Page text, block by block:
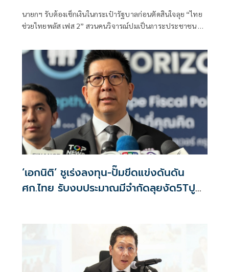
นายกฯ รับต้องเช็กเงินในกระเป๋ารัฐบาลก่อนตัดสินใจลุย “ไทย
ช่วยไทยพลัส เฟส 2” สวนคนวิจารณ์ปมเป็นภาระประชาชน ชี้
ไทยพลัสหรือไม่
‘เอกนิติ’ ชูเร่งลงทุน-ปั๊มขีดแข่งดันดัน
ศก.ไทย รับงบประมาณมีจำกัดลุยงัด5Tปู